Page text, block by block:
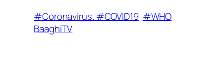
#Coronavirus. #COVID19 #WHO
BaaghiTV